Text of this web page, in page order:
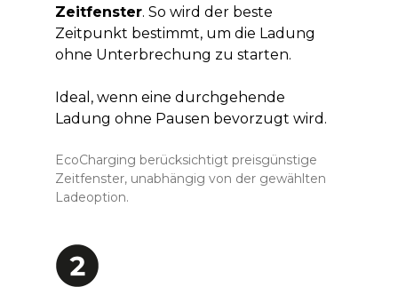
Zeitfenster. So wird der beste
Zeitpunkt bestimmt, um die Ladung
ohne Unterbrechung zu starten.
Ideal, wenn eine durchgehende
Ladung ohne Pausen bevorzugt wird.
EcoCharging berücksichtigt preisgünstige
Zeitfenster, unabhängig von der gewählten
Ladeoption.